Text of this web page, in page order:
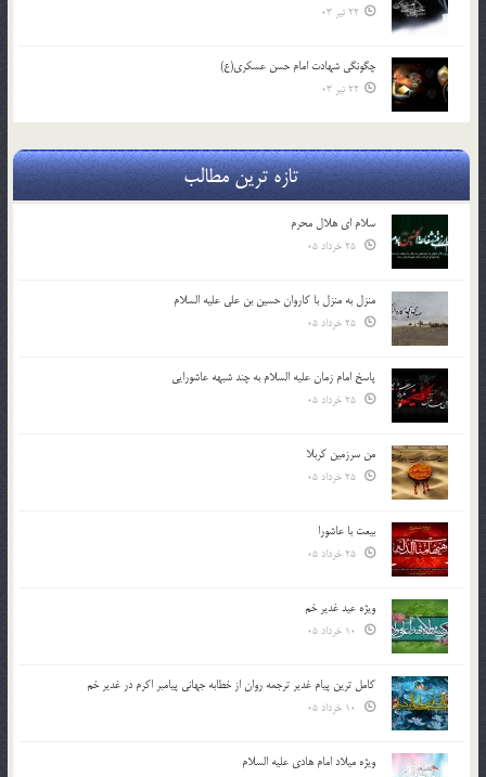
22 تیر 03
چگونگی شهادت امام حسن عسکری(ع)
22 تیر 03
تازه ترین مطالب
سلام ای هلال محرم
منزل به منزل با کاروان حسین بن علی علیه السلام
پاسخ امام زمان علیه السلام به چند شبهه عاشورایی
من سرزمین کربلا
بیعت با عاشورا
ویژه عید غدیر خم
کامل ترین پیام غدیر ترجمه روان از خطابه جهانی پیامبر اکرم در غدیر خم
ویژه میلاد امام هادی علیه السلام